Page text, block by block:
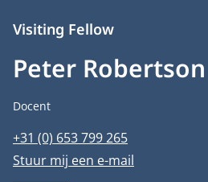
Peter Robertson
Visiting Fellow
Functietitel
Docent
Telefoonnummer
+31 (0) 653 799 265
E-mailadres
Stuur mij een e-mail